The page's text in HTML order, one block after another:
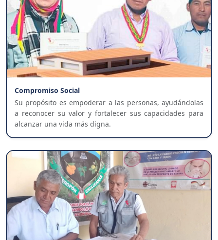
Compromiso Social
Su propósito es empoderar a las personas, ayudándolas
a reconocer su valor y fortalecer sus capacidades para
alcanzar una vida más digna.